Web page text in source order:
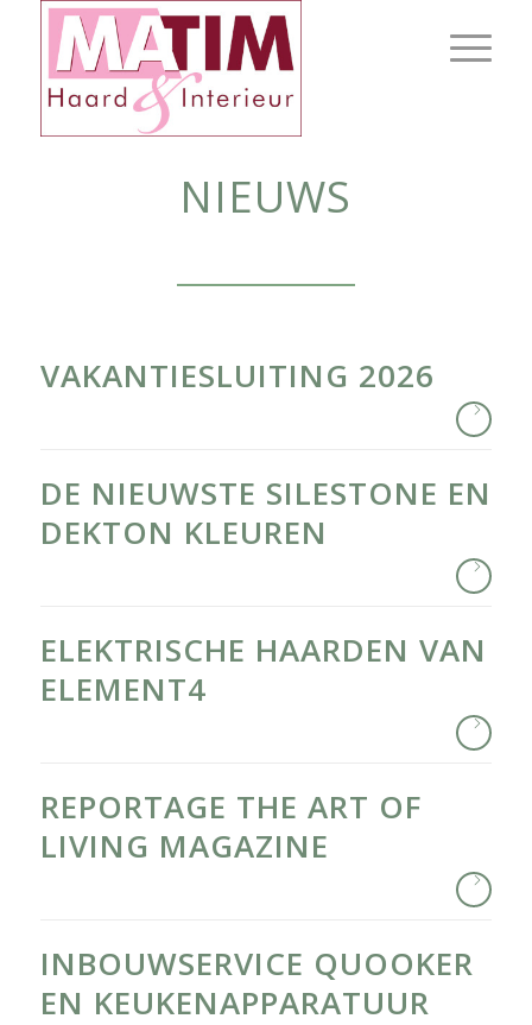
NIEUWS
VAKANTIESLUITING 2026
DE NIEUWSTE SILESTONE EN
DEKTON KLEUREN
ELEKTRISCHE HAARDEN VAN
ELEMENT4
REPORTAGE THE ART OF
LIVING MAGAZINE
INBOUWSERVICE QUOOKER
EN KEUKENAPPARATUUR